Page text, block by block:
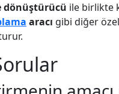
dönüştürücü ile birlikte
aracı gibi diğer